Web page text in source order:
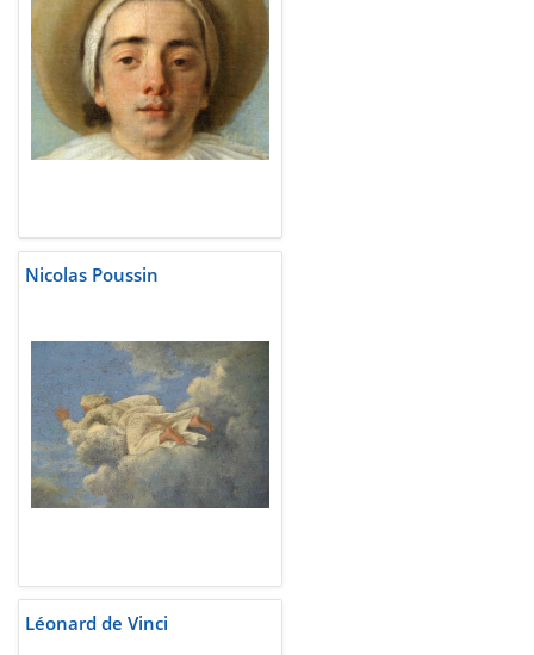
Nicolas Poussin
Léonard de Vinci